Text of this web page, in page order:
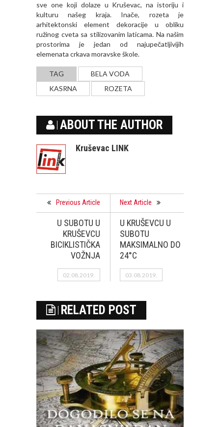
sve one koji dolaze u Kruševac, na istoriju i
kulturu našeg kraja. Inače, rozeta je
arhitektonski element dekoracije u obliku
ružinog cveta sa stilizovanim laticama. Na našim
prostorima je jedan od najupečatljivijih
elemenata crkava moravske škole.
TAG
BELA VODA
KASRNA
ROZETA
ABOUT THE AUTHOR
Kruševac LINK
Previous Article
U SUBOTU U
KRUŠEVCU
BICIKLISTIČKA
VOŽNJA
02.08.2019.
Next Article
U KRUŠEVCU U
SUBOTU
MAKSIMALNO DO
24°C
03.08.2019.
RELATED POST